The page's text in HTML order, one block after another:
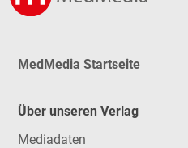
MedMedia Startseite
Über unseren Verlag
Mediadaten